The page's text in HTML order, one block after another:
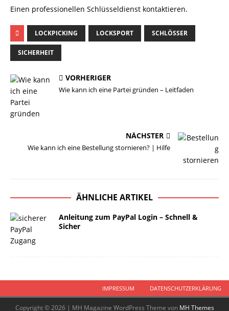
Einen professionellen Schlüsseldienst kontaktieren.
LOCKPICKING LOCKSPORT SCHLÖSSER
SICHERHEIT
VORHERIGER
Wie kann ich eine Partei gründen – Leitfaden
NÄCHSTER
Wie kann ich eine Bestellung stornieren? | Hilfe
ÄHNLICHE ARTIKEL
Anleitung zum PayPal Login – Schnell &
Sicher
IMPRESSUM DATENSCHUTZERKLÄRUNG
Copyright © 2026 | MH Magazine WordPress Theme von MH Themes